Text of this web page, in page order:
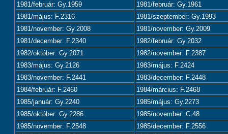
1981/február: Gy.1959
1981/február: Gy.1961
1981/május: F.2316
1981/szeptember: Gy.1993
1981/november: Gy.2008
1981/november: Gy.2009
1981/december: F.2340
1982/február: Gy.2032
1982/október: Gy.2071
1982/november: F.2387
1983/május: Gy.2126
1983/május: F.2424
1983/november: F.2441
1983/december: F.2448
1984/február: F.2460
1984/március: F.2468
1985/január: Gy.2240
1985/május: Gy.2273
1985/október: Gy.2286
1985/november: C.48
1985/november: F.2548
1985/december: F.2556